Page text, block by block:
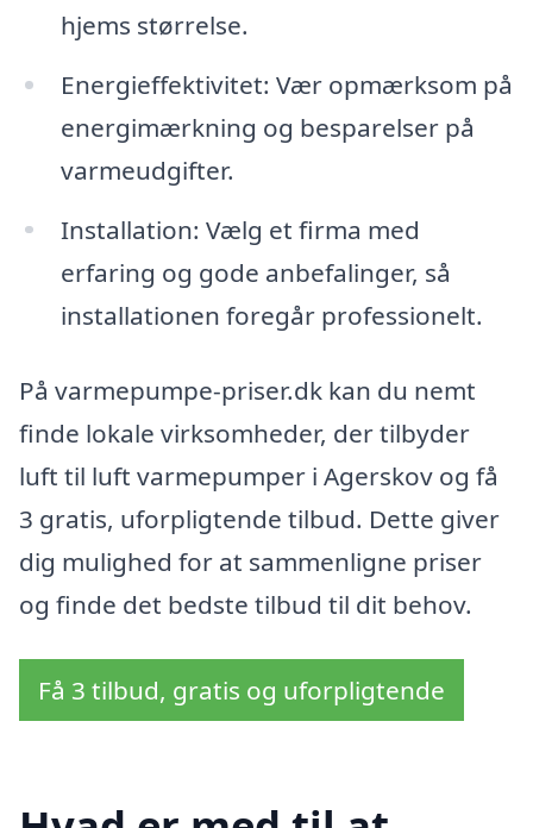
hjems størrelse.
Energieffektivitet: Vær opmærksom på
energimærkning og besparelser på
varmeudgifter.
Installation: Vælg et firma med
erfaring og gode anbefalinger, så
installationen foregår professionelt.
På varmepumpe-priser.dk kan du nemt
finde lokale virksomheder, der tilbyder
luft til luft varmepumper i Agerskov og få
3 gratis, uforpligtende tilbud. Dette giver
dig mulighed for at sammenligne priser
og finde det bedste tilbud til dit behov.
Få 3 tilbud, gratis og uforpligtende